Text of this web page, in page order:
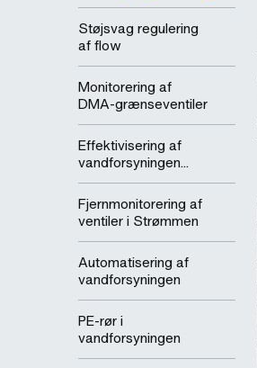
Støjsvag regulering
af flow
Monitorering af
DMA-grænseventiler
Effektivisering af
vandforsyningen...
Fjernmonitorering af
ventiler i Strømmen
Automatisering af
vandforsyningen
PE-rør i
vandforsyningen